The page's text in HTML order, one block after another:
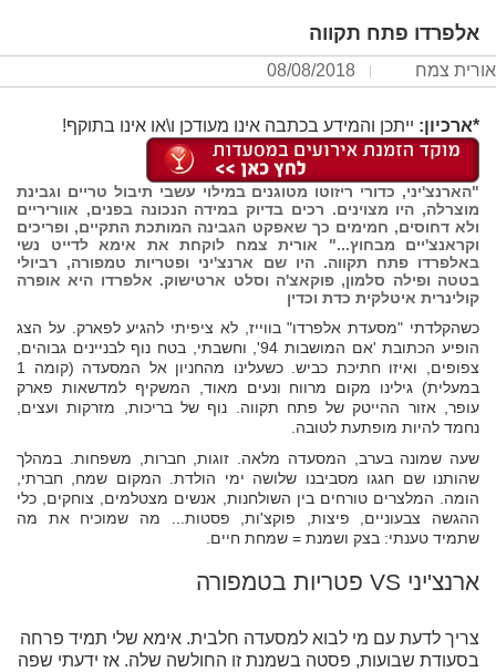
אלפרדו פתח תקווה
אורית צמח 08/08/2018
*ארכיון: ייתכן והמידע בכתבה אינו מעודכן ו\או אינו בתוקף!
"הארנצ'יני, כדורי ריזוטו מטוגנים במילוי עשבי תיבול טריים וגבינת
מוצרלה, היו מצוינים. רכים בדיוק במידה הנכונה בפנים, אווריריים
ולא דחוסים, חמימים כך שאפקט הגבינה המותכת התקיים, ופריכים
וקראנצ'יים מבחוץ..." אורית צמח לוקחת את אימא לדייט נשי
באלפרדו פתח תקווה. היו שם ארנצ'יני ופטריות טמפורה, רביולי
בטטה ופילה סלמון, פוקאצ'ה וסלט ארטישוק. אלפרדו היא אופרה
קולינרית איטלקית כדת וכדין
כשהקלדתי "מסעדת אלפרדו" בווייז, לא ציפיתי להגיע לפארק. על הצג
הופיע הכתובת 'אם המושבות 94', וחשבתי, בטח נוף לבניינים גבוהים,
צפופים, ואיזו חתיכת כביש. כשעלינו מהחניון אל המסעדה (קומה 1
במעלית) גילינו מקום מרווח ונעים מאוד, המשקיף למדשאות פארק
עופר, אזור ההייטק של פתח תקווה. נוף של בריכות, מזרקות ועצים,
נחמד להיות מופתעת לטובה.
שעה שמונה בערב, המסעדה מלאה. זוגות, חברות, משפחות. במהלך
שהותנו שם חגגו מסביבנו שלושה ימי הולדת. המקום שמח, חברתי,
הומה. המלצרים טורחים בין השולחנות, אנשים מצטלמים, צוחקים, כלי
ההגשה צבעוניים, פיצות, פוקצ'ות, פסטות... מה שמוכיח את מה
שתמיד טענתי: בצק ושמנת = שמחת חיים.
ארנצ'יני VS פטריות בטמפורה
צריך לדעת עם מי לבוא למסעדה חלבית. אימא שלי תמיד פרחה
בסעודת שבועות, פסטה בשמנת זו החולשה שלה. אז ידעתי שפה